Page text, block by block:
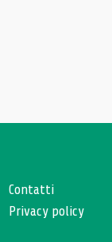
Contatti
Privacy policy